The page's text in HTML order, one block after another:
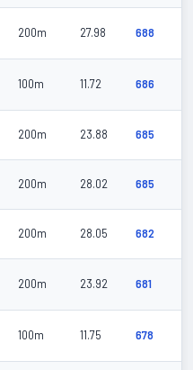
200m 27.98 688
100m 11.72 686
200m 23.88 685
200m 28.02 685
200m 28.05 682
200m 23.92 681
100m 11.75 678